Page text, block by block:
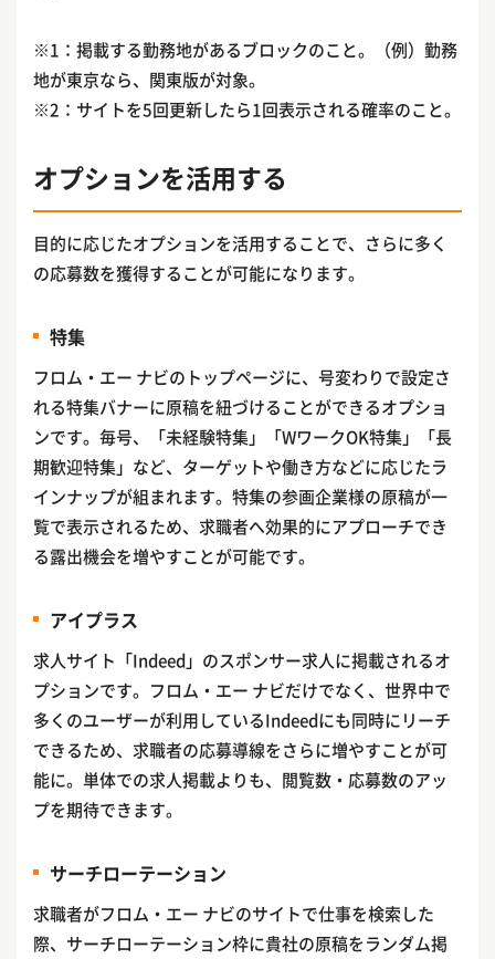
※1：掲載する勤務地があるブロックのこと。（例）勤務
地が東京なら、関東版が対象。
※2：サイトを5回更新したら1回表示される確率のこと。
オプションを活用する
目的に応じたオプションを活用することで、さらに多く
の応募数を獲得することが可能になります。
特集
フロム・エー ナビのトップページに、号変わりで設定さ
れる特集バナーに原稿を紐づけることができるオプショ
ンです。毎号、「未経験特集」「WワークOK特集」「長
期歓迎特集」など、ターゲットや働き方などに応じたラ
インナップが組まれます。特集の参画企業様の原稿が一
覧で表示されるため、求職者へ効果的にアプローチでき
る露出機会を増やすことが可能です。
アイプラス
求人サイト「Indeed」のスポンサー求人に掲載されるオ
プションです。フロム・エー ナビだけでなく、世界中で
多くのユーザーが利用しているIndeedにも同時にリーチ
できるため、求職者の応募導線をさらに増やすことが可
能に。単体での求人掲載よりも、閲覧数・応募数のアッ
プを期待できます。
サーチローテーション
求職者がフロム・エー ナビのサイトで仕事を検索した
際、サーチローテーション枠に貴社の原稿をランダム掲